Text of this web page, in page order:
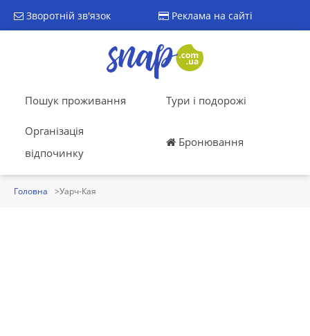
Зворотній зв'язок Реклама на сайті
Пошук проживання Тури і подорожі
Організація
відпочинку
Бронювання
Головна Уарч-Кая